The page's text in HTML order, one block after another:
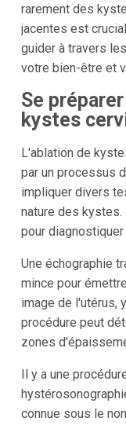
rarement des
jacentes est
guider à travers
votre bien-être et
Se
kystes
L'ablation de
par un processus
impliquer divers
nature des
pour
Une échographie
mince pour
image de l'utérus,
procédure peut
zones
Il y a une
connue sous le